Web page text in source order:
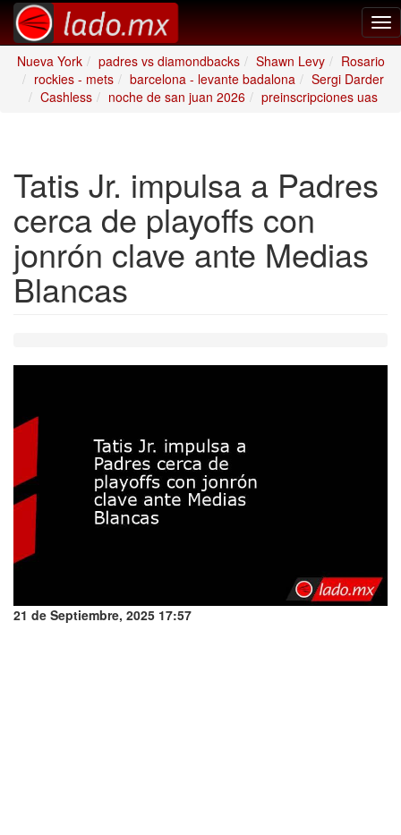
Nueva York
padres vs diamondbacks Shawn Levy
Rosario
rockies - mets
barcelona - levante badalona
Sergi Darder
Cashless
noche de san juan 2026 preinscripciones uas
Tatis Jr. impulsa a Padres
cerca de playoffs con
jonrón clave ante Medias
Blancas
21 de Septiembre, 2025 17:57